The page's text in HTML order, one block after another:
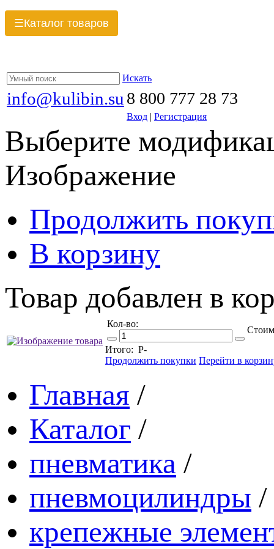
☰Каталог товаров
Искать
info@kulibin.su 8 800 777 28 73
Вход | Регистрация
Выберите
Изображение
Продолжить
В корзину
Товар добавлен в
Кол-во:
Итого: Р-
Продолжить покупки Перейти в
Главная /
Каталог /
пневматика /
пневмоцилиндры /
крепежные